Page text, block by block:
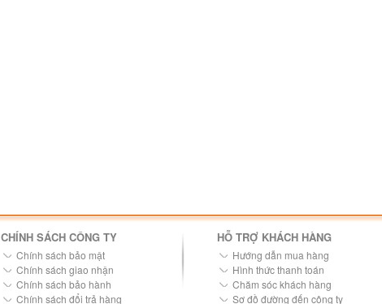
CHÍNH SÁCH CÔNG TY
Chính sách bảo mật
Chính sách giao nhận
Chính sách bảo hành
Chính sách đổi trả hàng
HỖ TRỢ KHÁCH HÀNG
Hướng dẫn mua hàng
Hình thức thanh toán
Chăm sóc khách hàng
Sơ đồ đường đến công ty